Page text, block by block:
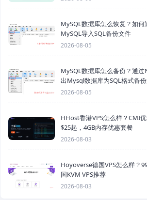
MySQL数据库怎么恢复？如
MySQL导入SQL备份文件
2026-08-05
MySQL数据库怎么备份？通
出Mysql数据库为SQL格式备
2026-08-05
HHost香港VPS怎么样？CMI
$25起，4GB内存优惠套餐
2026-08-03
Hoyoverse德国VPS怎么样？
国KVM VPS推荐
2026-08-03